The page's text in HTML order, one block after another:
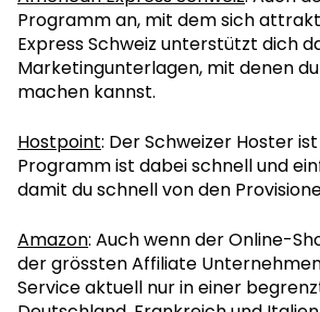
Programm an, mit dem sich
Express Schweiz unterstützt dich
Marketingunterlagen, mit denen
machen kannst.
Hostpoint: Der Schweizer Hoster
Programm ist dabei schnell und
damit du schnell von den
Amazon: Auch wenn der Online-
der grössten Affiliate
Service aktuell nur in einer